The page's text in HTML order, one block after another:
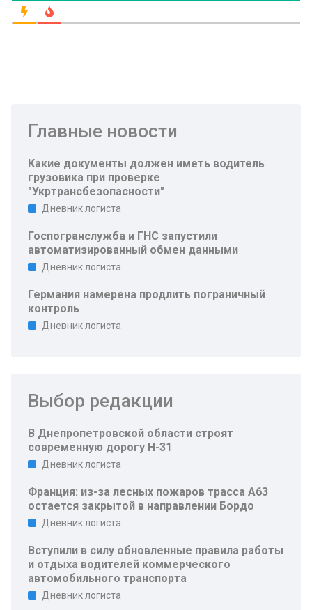
Главные новости
Какие документы должен иметь водитель
грузовика при проверке
"Укртрансбезопасности"
Дневник логиста
Госпогранслужба и ГНС запустили
автоматизированный обмен данными
Дневник логиста
Германия намерена продлить пограничный
контроль
Дневник логиста
Выбор редакции
В Днепропетровской области строят
современную дорогу Н-31
Дневник логиста
Франция: из-за лесных пожаров трасса A63
остается закрытой в направлении Бордо
Дневник логиста
Вступили в силу обновленные правила работы
и отдыха водителей коммерческого
автомобильного транспорта
Дневник логиста